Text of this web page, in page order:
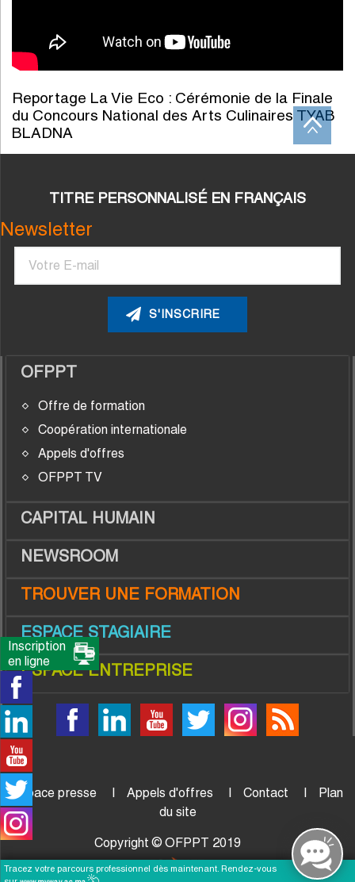
Reportage La Vie Eco : Cérémonie de la Finale
du Concours National des Arts Culinaires TYAB
BLADNA
TITRE PERSONNALISÉ EN FRANÇAIS
Newsletter
Courriel
OFPPT
Offre de formation
Coopération internationale
Appels d'offres
OFPPT TV
CAPITAL HUMAIN
NEWSROOM
TROUVER UNE FORMATION
ESPACE STAGIAIRE
ESPACE ENTREPRISE
Espace presse Appels d'offres Contact
Plan
du site
Copyright © OFPPT 2019
Inscription
en ligne
Tracez votre parcours professionnel dès maintenant. Rendez-vous